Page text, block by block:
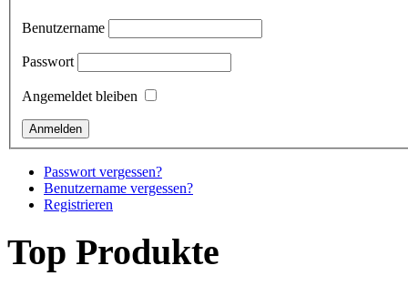
Benutzername
Passwort
Angemeldet bleiben
Passwort vergessen?
Benutzername vergessen?
Registrieren
Top Produkte